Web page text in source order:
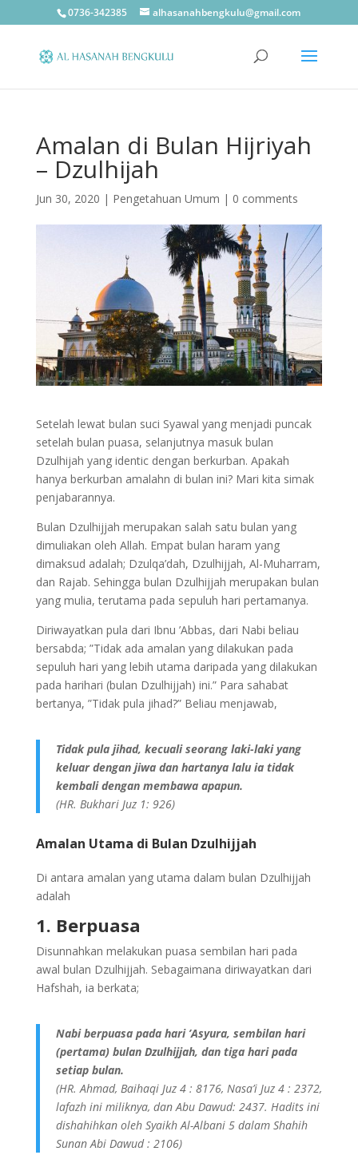
0736-342385 alhasanahbengkulu@gmail.com
Amalan di Bulan Hijriyah
– Dzulhijah
Jun 30, 2020 | Pengetahuan Umum | 0 comments
Setelah lewat bulan suci Syawal yang menjadi puncak
setelah bulan puasa, selanjutnya masuk bulan
Dzulhijah yang identic dengan berkurban. Apakah
hanya berkurban amalahn di bulan ini? Mari kita simak
penjabarannya.
Bulan Dzulhijjah merupakan salah satu bulan yang
dimuliakan oleh Allah. Empat bulan haram yang
dimaksud adalah; Dzulqa’dah, Dzulhijjah, Al-Muharram,
dan Rajab. Sehingga bulan Dzulhijjah merupakan bulan
yang mulia, terutama pada sepuluh hari pertamanya.
Diriwayatkan pula dari Ibnu ’Abbas, dari Nabi beliau
bersabda; ”Tidak ada amalan yang dilakukan pada
sepuluh hari yang lebih utama daripada yang dilakukan
pada harihari (bulan Dzulhijjah) ini.” Para sahabat
bertanya, ”Tidak pula jihad?” Beliau menjawab,
Tidak pula jihad, kecuali seorang laki-laki yang
keluar dengan jiwa dan hartanya lalu ia tidak
kembali dengan membawa apapun.
(HR. Bukhari Juz 1: 926)
Amalan Utama di Bulan Dzulhijjah
Di antara amalan yang utama dalam bulan Dzulhijjah
adalah
1. Berpuasa
Disunnahkan melakukan puasa sembilan hari pada
awal bulan Dzulhijjah. Sebagaimana diriwayatkan dari
Hafshah, ia berkata;
Nabi berpuasa pada hari ’Asyura, sembilan hari
(pertama) bulan Dzulhijjah, dan tiga hari pada
setiap bulan.
(HR. Ahmad, Baihaqi Juz 4 : 8176, Nasa’i Juz 4 : 2372,
lafazh ini miliknya, dan Abu Dawud: 2437. Hadits ini
dishahihkan oleh Syaikh Al-Albani 5 dalam Shahih
Sunan Abi Dawud : 2106)